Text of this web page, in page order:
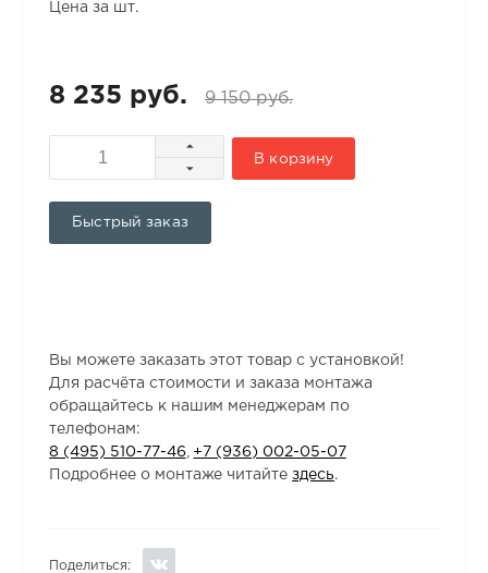
Цена за шт.
8 235 руб. 9 150 руб.
В корзину
Быстрый заказ
Вы можете заказать этот товар с установкой!
Для расчёта стоимости и заказа монтажа
обращайтесь к нашим менеджерам по
телефонам:
8 (495) 510-77-46
+7 (936) 002-05-07
Подробнее о монтаже читайтездесь.
Поделиться: